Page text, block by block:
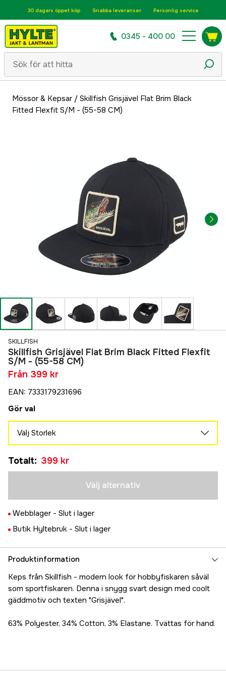
30 dagars öppet köp Snabba leveranser Personlig service
0345 - 400 00
Mössor & Kepsar/ Skillfish Grisjävel Flat Brim Black
Fitted Flexfit S/M - (55-58 CM)
SKILLFISH
Skillfish Grisjävel Flat Brim Black Fitted Flexfit
S/M - (55-58 CM)
Från 399 kr
EAN: 7333179231696
Gör val
Välj Storlek
399 kr
Totalt: 399 kr
Välj alternativ
Webblager - Slut i lager
Butik Hyltebruk - Slut i lager
Produktinformation
Keps från Skillfish - modern look för hobbyfiskaren såväl
som sportfiskaren. Denna i snygg svart design med coolt
gäddmotiv och texten "Grisjävel".
63% Polyester, 34% Cotton, 3% Elastane. Tvättas för hand.